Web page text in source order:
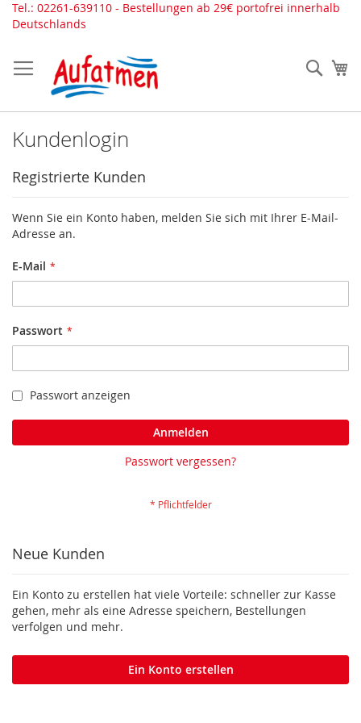
Direkt
zum
Tel.: 02261-639110 - Bestellungen ab 29€ portofrei innerhalb
Deutschlands
Kundenlogin
Registrierte Kunden
Wenn Sie ein Konto haben, melden Sie sich mit Ihrer E-Mail-
Adresse an.
E-Mail
Passwort
Passwort anzeigen
Anmelden
Passwort vergessen?
Neue Kunden
Ein Konto zu erstellen hat viele Vorteile: schneller zur Kasse
gehen, mehr als eine Adresse speichern, Bestellungen
verfolgen und mehr.
Ein Konto erstellen